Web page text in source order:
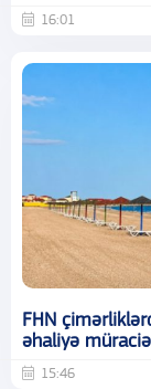
16:01
FHN
əhaliyə
15:46